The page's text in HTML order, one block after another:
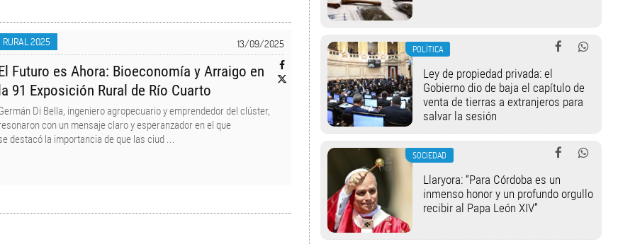
13/09/2025
RURAL 2025
Futuro es Ahora: Bioeconomía y Arraigo en
91 Exposición Rural de Río Cuarto
Di Bella, ingeniero agropecuario y emprendedor del clúster,
con un mensaje claro y esperanzador en el que
destacó la importancia de que las ciud ...
POLÍTICA
Ley de propiedad privada: el
Gobierno dio de baja el capítulo de
venta de tierras a extranjeros para
salvar la sesión
SOCIEDAD
Llaryora: “Para Córdoba es un
inmenso honor y un profundo orgullo
recibir al Papa León XIV”